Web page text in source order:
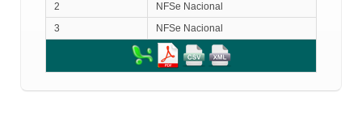
2
NFSe Nacional
3
NFSe Nacional